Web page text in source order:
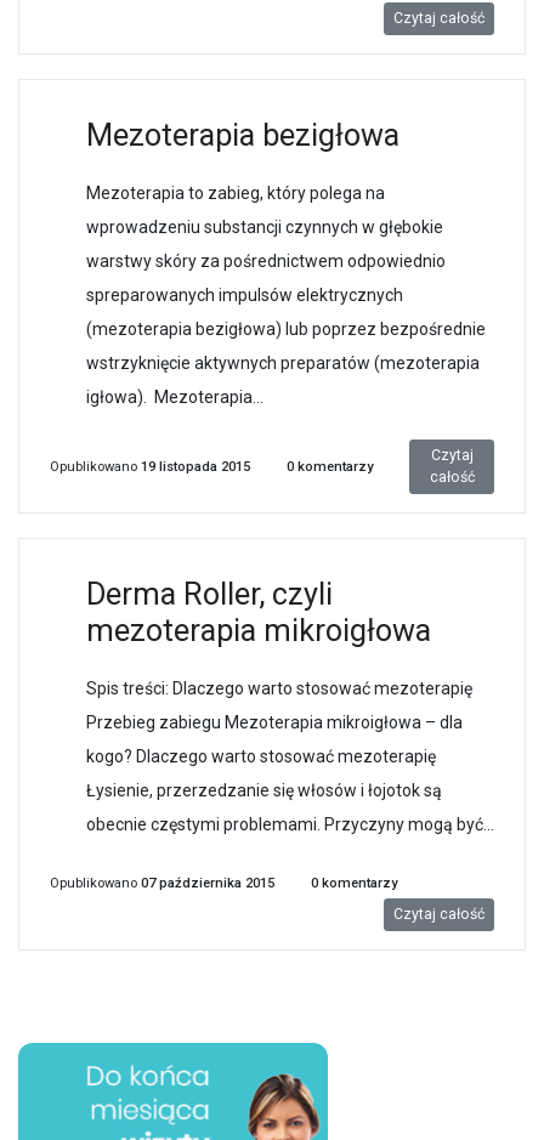
Czytaj całość
Mezoterapia bezigłowa
Mezoterapia to zabieg, który polega na
wprowadzeniu substancji czynnych w głębokie
warstwy skóry za pośrednictwem odpowiednio
spreparowanych impulsów elektrycznych
(mezoterapia bezigłowa) lub poprzez bezpośrednie
wstrzyknięcie aktywnych preparatów (mezoterapia
igłowa). Mezoterapia...
Opublikowano 19 listopada 2015 0 komentarzy
Czytaj
całość
Derma Roller, czyli
mezoterapia mikroigłowa
Spis treści: Dlaczego warto stosować mezoterapię
Przebieg zabiegu Mezoterapia mikroigłowa – dla
kogo? Dlaczego warto stosować mezoterapię
Łysienie, przerzedzanie się włosów i łojotok są
obecnie częstymi problemami. Przyczyny mogą być...
Opublikowano 07 października 2015 0 komentarzy
Czytaj całość